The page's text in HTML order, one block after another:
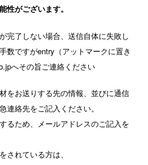
性がございます。
完了しない場合、送信自体に失敗し
数ですがentry（アットマークに置き
へその旨ご連絡ください
をお送りする先の情報、並びに通信
連絡先をご記入ください。
るため、メールアドレスのご記入を
されている方は、